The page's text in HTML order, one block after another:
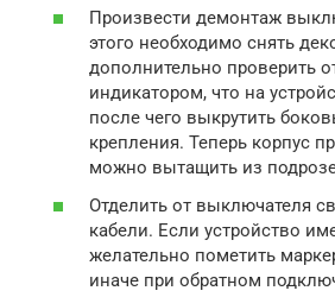
Произвести демонтаж
этого необходимо снять
дополнительно проверить
индикатором, что на
после чего выкрутить
крепления. Теперь корпус
можно вытащить из
Отделить от выключателя
кабели. Если устройство
желательно пометить
иначе при обратном